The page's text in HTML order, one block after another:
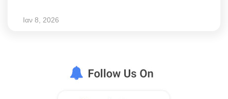
Ιαν 8, 2026